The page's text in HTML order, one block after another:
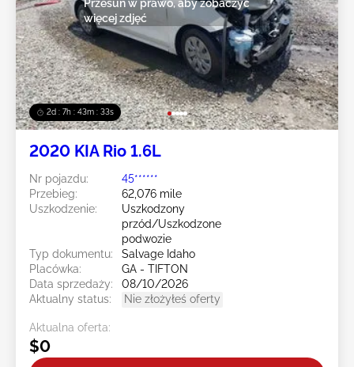
2d : 7h : 43m : 30s
Przesuń w prawo, aby zobaczyć
więcej zdjęć
2020 KIA Rio 1.6L
Nr pojazdu:
45******
Przebieg:
62,076 mile
Uszkodzenie:
Uszkodzony
przód/Uszkodzone
podwozie
Typ dokumentu:
Salvage Idaho
Placówka:
GA - TIFTON
Data sprzedaży:
08/10/2026
Aktualny status:
Nie złożyłeś oferty
Aktualna oferta:
$0